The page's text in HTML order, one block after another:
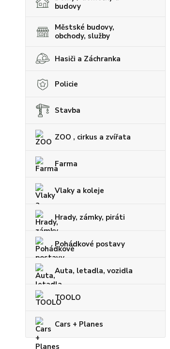
budovy
Městské budovy,
obchody, služby
Hasiči a Záchranka
Policie
Stavba
ZOO , cirkus a zvířata
Farma
Vlaky a koleje
Hrady, zámky, piráti
Pohádkové postavy
Auta, letadla, vozidla
TOOLO
Cars + Planes